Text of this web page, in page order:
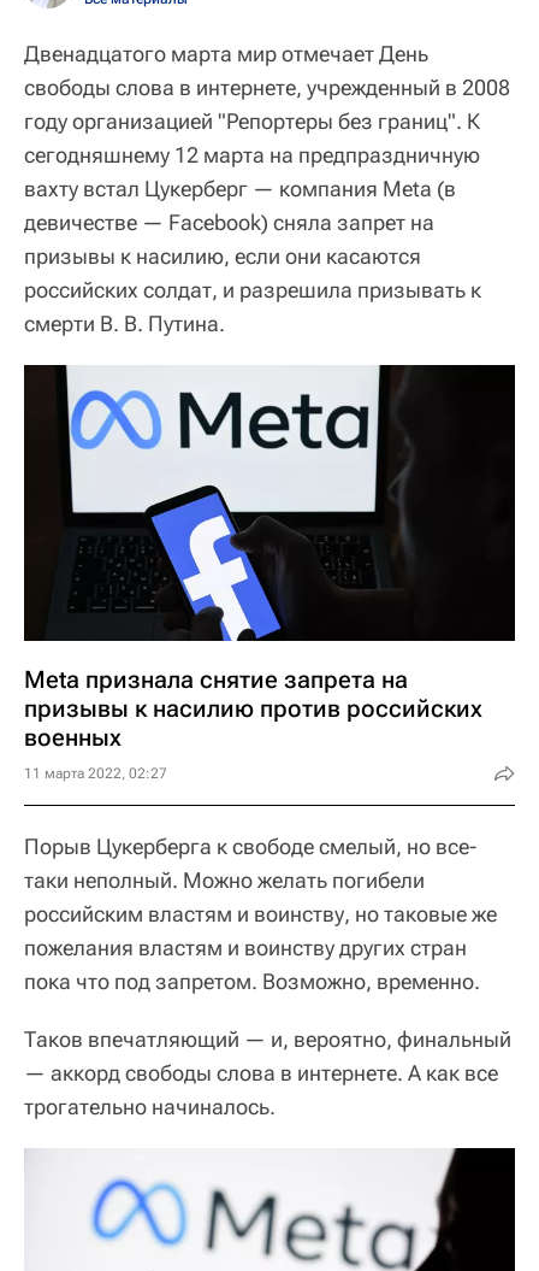
Двенадцатого марта мир отмечает День
свободы слова в интернете, учрежденный в 2008
году организацией "Репортеры без границ". К
сегодняшнему 12 марта на предпраздничную
вахту встал Цукерберг — компания Meta (в
девичестве — Facebook) сняла запрет на
призывы к насилию, если они касаются
российских солдат, и разрешила призывать к
смерти В. В. Путина.
Meta признала снятие запрета на
призывы к насилию против российских
военных
11 марта 2022, 02:27
Порыв Цукерберга к свободе смелый, но все-
таки неполный. Можно желать погибели
российским властям и воинству, но таковые же
пожелания властям и воинству других стран
пока что под запретом. Возможно, временно.
Таков впечатляющий — и, вероятно, финальный
— аккорд свободы слова в интернете. А как все
трогательно начиналось.